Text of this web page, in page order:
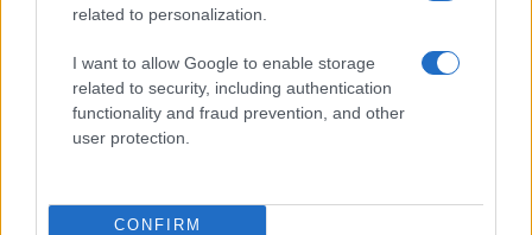
related to personalization.
I want to allow Google to enable storage
related to security, including authentication
functionality and fraud prevention, and other
user protection.
CONFIRM